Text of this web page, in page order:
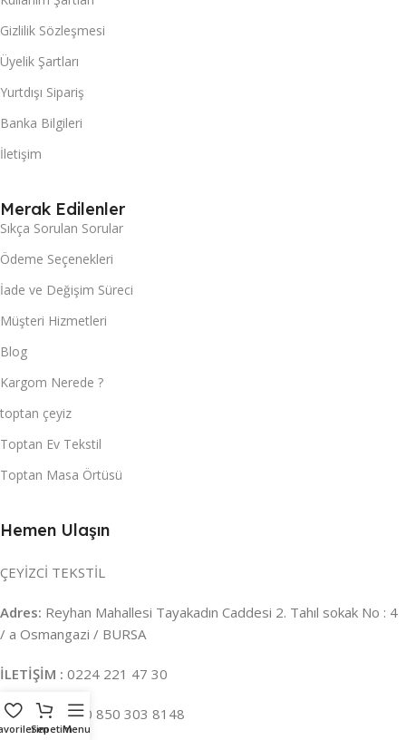
Gizlilik Sözleşmesi
Üyelik Şartları
Yurtdışı Sipariş
Banka Bilgileri
İletişim
Merak Edilenler
Sıkça Sorulan Sorular
Ödeme Seçenekleri
İade ve Değişim Süreci
Müşteri Hizmetleri
Blog
Kargom Nerede ?
toptan çeyiz
Toptan Ev Tekstil
Toptan Masa Örtüsü
Hemen Ulaşın
ÇEYİZCİ TEKSTİL
Adres: Reyhan Mahallesi Tayakadın Caddesi 2. Tahıl sokak No : 4
/ a Osmangazi / BURSA
İLETİŞİM : 0224 221 47 30
WHATSAPP :0 850 303 8148
SepetimMenu